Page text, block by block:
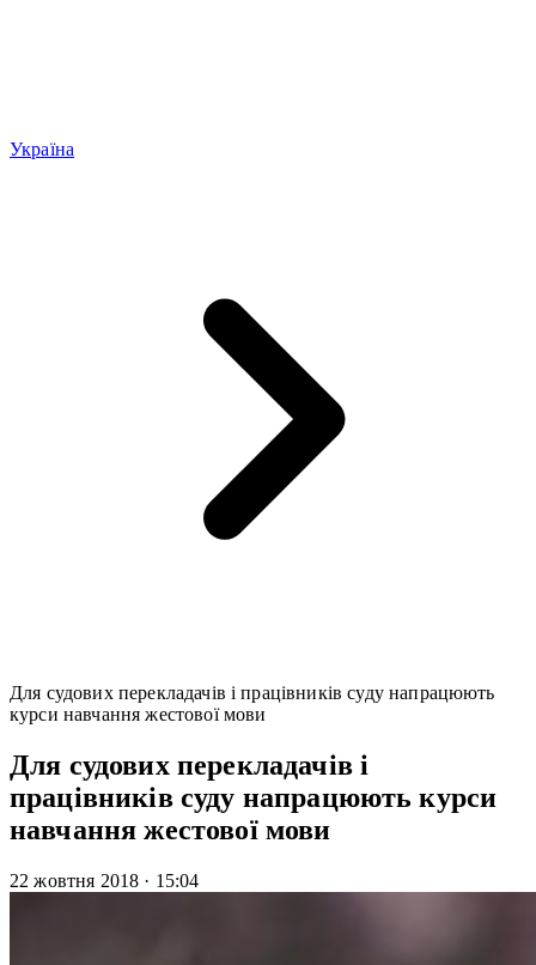
Україна
Для судових перекладачів і працівників суду напрацюють
курси навчання жестової мови
Для судових перекладачів і
працівників суду напрацюють курси
навчання жестової мови
22 жовтня 2018 · 15:04